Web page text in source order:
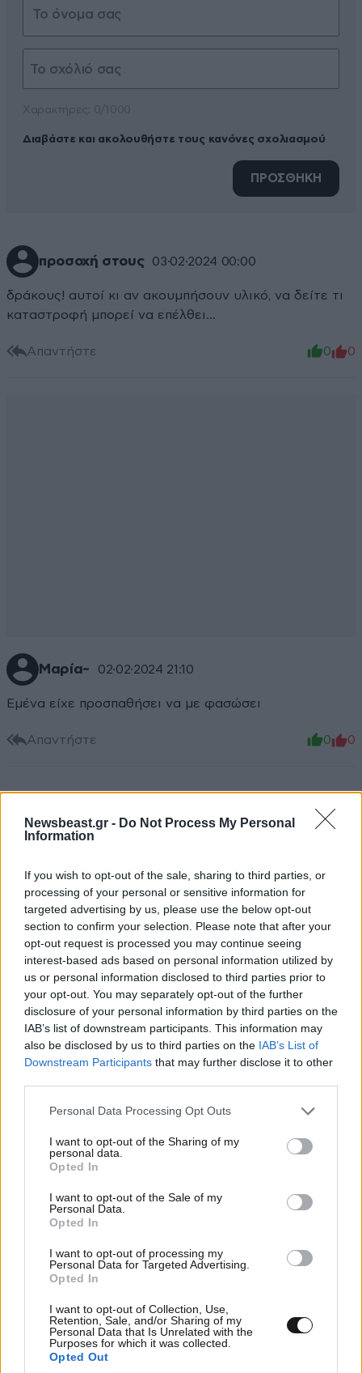
Newsbeast.gr - Do Not Process My Personal
Information
If you wish to opt-out of the sale, sharing to third parties, or
processing of your personal or sensitive information for
targeted advertising by us, please use the below opt-out
section to confirm your selection. Please note that after your
opt-out request is processed you may continue seeing
interest-based ads based on personal information utilized by
us or personal information disclosed to third parties prior to
your opt-out. You may separately opt-out of the further
disclosure of your personal information by third parties on the
IAB’s list of downstream participants. This information may
also be disclosed by us to third parties on the IAB’s List of
Downstream Participants that may further disclose it to other
Please note that this website/app uses one or more Google
not limited to your visit or usage behaviour. You may click to
grant or deny consent to Google and its third-party tags to
use your data for below specified purposes in below Google
consent section.
Personal Data Processing Opt Outs
I want to opt-out of the Sharing of my
personal data.
Opted In
I want to opt-out of the Sale of my
Personal Data.
Opted In
I want to opt-out of processing my
Personal Data for Targeted Advertising.
Opted In
I want to opt-out of Collection, Use,
Retention, Sale, and/or Sharing of my
Personal Data that Is Unrelated with the
Purposes for which it was collected.
Opted Out
Διαβάστε και ακολουθήστε τους κανόνες σχολιασμού
ΠΡΟΣΘΗΚΗ
προσοχή στους 03·02·2024 00:00
δράκους! αυτοί κι αν ακουμπήσουν υλικό, να δείτε τι
καταστροφή μπορεί να επέλθει...
Απαντήστε 0 0
Μαρία~ 02·02·2024 21:10
Εμένα είχε προσπαθήσει να με φασώσει
Απαντήστε 0 0
TRENDING
LIFESTYLE08·08·2026 19:12
Εριέττα Κούρκουλου – Τα 33α γενέθλια και τα
ευτυχίας δεδομένη»